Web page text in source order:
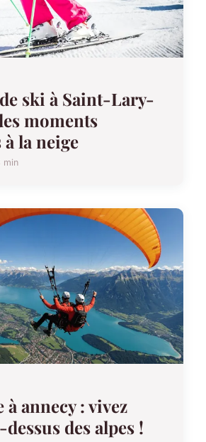
ski à Saint-Lary-
moments
la neige
min
à annecy : vivez
des alpes !